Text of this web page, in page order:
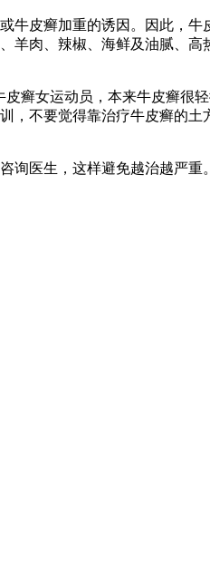
牛皮癣加重的诱因。因此，
羊肉、辣椒、海鲜及油腻、
癣女运动员，本来牛皮癣很
，不要觉得靠治疗牛皮癣的
询医生，这样避免越治越严